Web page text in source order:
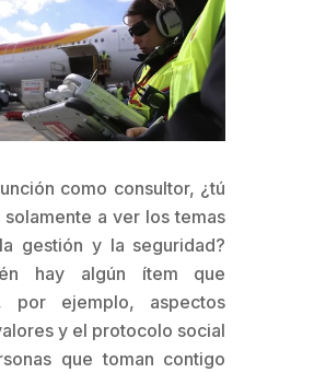
como consultor, ¿tú
a ver los temas
gestión y la seguridad?
hay algún ítem que
por ejemplo, aspectos
y el protocolo social
que toman contigo